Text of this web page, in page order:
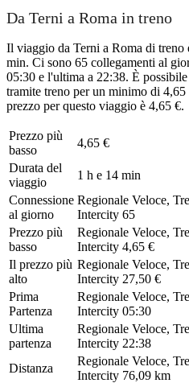
Da Terni a Roma in treno
Il viaggio da Terni a Roma di
min. Ci sono 65 collegamenti al
05:30 e l'ultima a 22:38. È
tramite treno per un minimo di
prezzo per questo viaggio è 4,65 €.
Prezzo più
basso
4,65 €
Durata del
viaggio
1 h e 14 min
Connessione
al giorno
Regionale Veloce,
Intercity 65
Prezzo più
basso
Regionale Veloce,
Intercity 4,65 €
Il prezzo più
alto
Regionale Veloce,
Intercity 27,50 €
Prima
Partenza
Regionale Veloce,
Intercity 05:30
Ultima
partenza
Regionale Veloce,
Intercity 22:38
Distanza
Regionale Veloce,
Intercity 76,09 km